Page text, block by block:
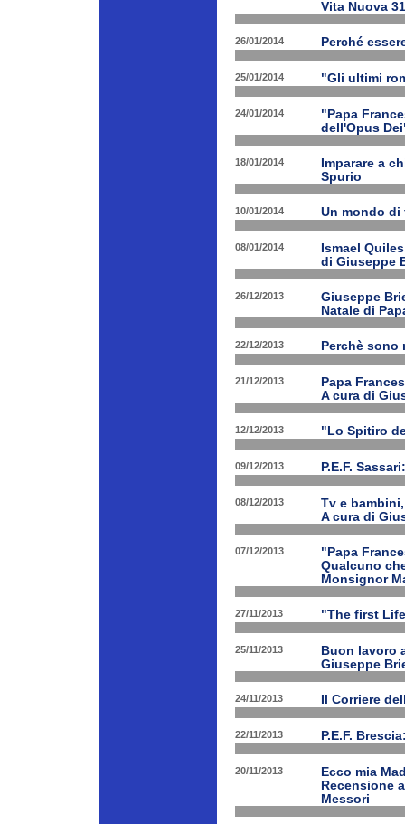
Vita Nuova
26/01/2014 Perché
25/01/2014 "Gli ultimi
24/01/2014
"Papa
dell'Opus
18/01/2014
Imparare a
Spurio
10/01/2014 Un mondo di
08/01/2014
Ismael
di Giuseppe
26/12/2013
Giuseppe
Natale di
22/12/2013 Perchè sono
21/12/2013
Papa
A cura di
12/12/2013 "Lo Spitiro
09/12/2013 P.E.F.
08/12/2013
Tv e
A cura di
07/12/2013
"Papa
Qualcuno
Monsignor
27/11/2013 "The first
25/11/2013
Buon lavoro
Giuseppe
24/11/2013 Il Corriere
22/11/2013 P.E.F.
20/11/2013
Ecco mia
Recensione
Messori